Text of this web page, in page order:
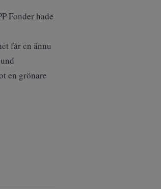
Fonder hade
får en ännu
en grönare